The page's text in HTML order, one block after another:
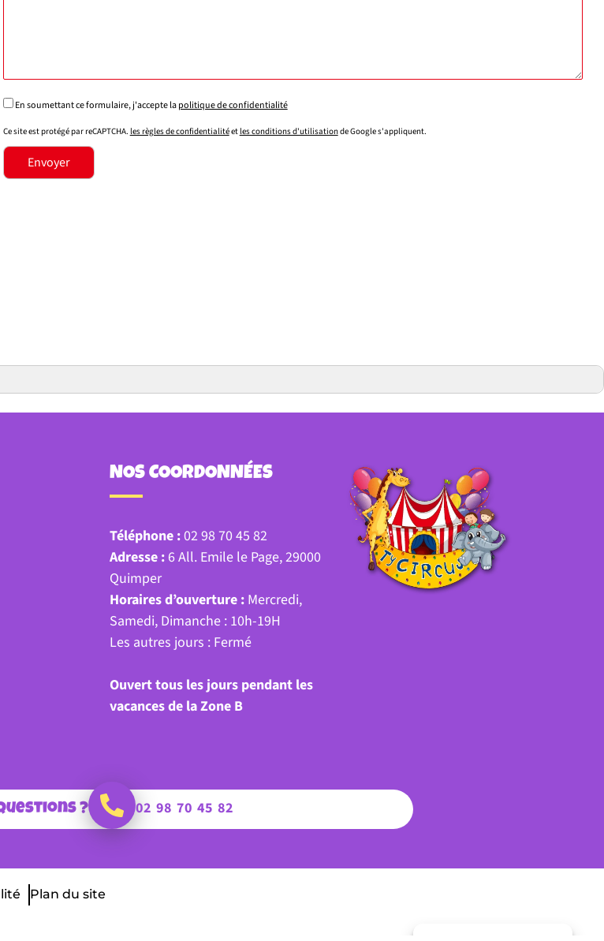
En soumettant ce formulaire, j'accepte lapolitique de confidentialité
Ce site est protégé par reCAPTCHA. les règles de confidentialitéetles conditions d'utilisationde Google s'appliquent.
NOS COORDONNÉES
Téléphone :02 98 70 45 82
Adresse : 6 All. Emile le Page, 29000
Quimper
Horaires d’ouverture : Mercredi,
Samedi, Dimanche : 10h-19H
Les autres jours : Fermé
Ouvert tous les jours pendant les
vacances de la Zone B
? 02 98 70 45 82
Plan du site